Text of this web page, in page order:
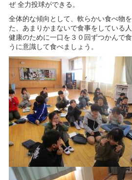
ぜ 全力投球ができる。
全体的な傾向として、軟らかい食べ物
た、あまりかまないで食事をしている
健康のために一口を３０回ずつかんで
うに意識して食べましょう。